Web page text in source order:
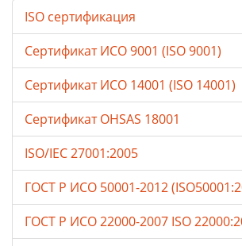
ISO сертификация
Сертификат ИСО 9001 (ISO 9001)
Сертификат ИСО 14001 (ISO 14001)
Сертификат OHSAS 18001
ISO/IEC 27001:2005
ГОСТ Р ИСО 50001-2012
ГОСТ Р ИСО 22000-2007 ISO